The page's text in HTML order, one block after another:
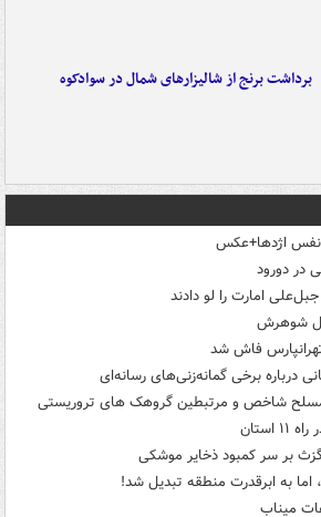
برداشت برنج از شالیزارهای شمال در سوادکوه
نفس اژدها+عکس
در دورود
امارت را لو دادند
شوهرش
درباره برخی گمانه‌زنی‌های رسانه‌ای
بر سر کمبود ذخایر موشکی
اما به ابرقدرت منطقه تبدیل شد!